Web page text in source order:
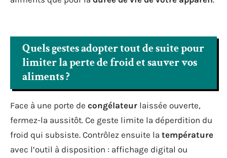
Quels gestes adopter tout de suite pour
limiter la perte de froid et sauver vos
aliments ?
Face à une porte de congélateur laissée ouverte,
fermez-la aussitôt. Ce geste limite la déperdition du
froid qui subsiste. Contrôlez ensuite la température
avec l’outil à disposition : affichage digital ou